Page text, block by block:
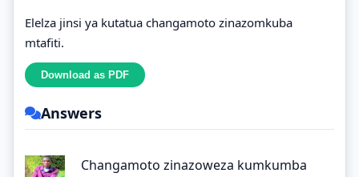
Elelza jinsi ya kutatua changamoto zinazomkuba
mtafiti.
Answers
Changamoto zinazoweza kumkumba